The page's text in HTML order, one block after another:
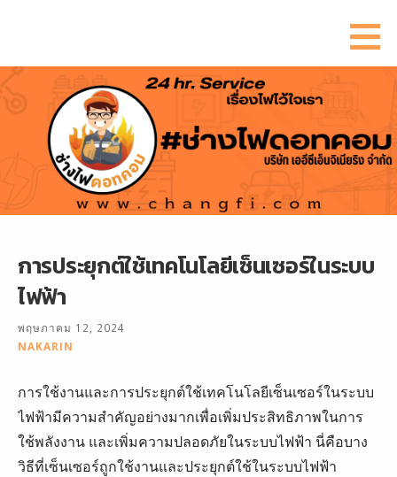
ยัง
เนื้อหา
การประยุกต์ใช้เทคโนโลยีเซ็นเซอร์ในระบบ
ไฟฟ้า
พฤษภาคม 12, 2024
NAKARIN
การใช้งานและการประยุกต์ใช้เทคโนโลยีเซ็นเซอร์ในระบบ
ไฟฟ้ามีความสำคัญอย่างมากเพื่อเพิ่มประสิทธิภาพในการ
ใช้พลังงาน และเพิ่มความปลอดภัยในระบบไฟฟ้า นี่คือบาง
วิธีที่เซ็นเซอร์ถูกใช้งานและประยุกต์ใช้ในระบบไฟฟ้า